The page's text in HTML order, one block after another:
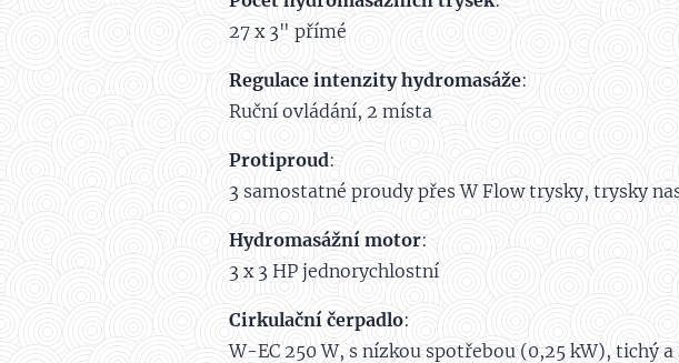
27 x 3" přímé
Regulace intenzity hydromasáže:
Ruční ovládání, 2 místa
Protiproud:
3 samostatné proudy přes W Flow trysky, trysky
Hydromasážní motor:
3 x 3 HP jednorychlostní
Cirkulační čerpadlo:
W-EC 250 W, s nízkou spotřebou (0,25 kW), tichý